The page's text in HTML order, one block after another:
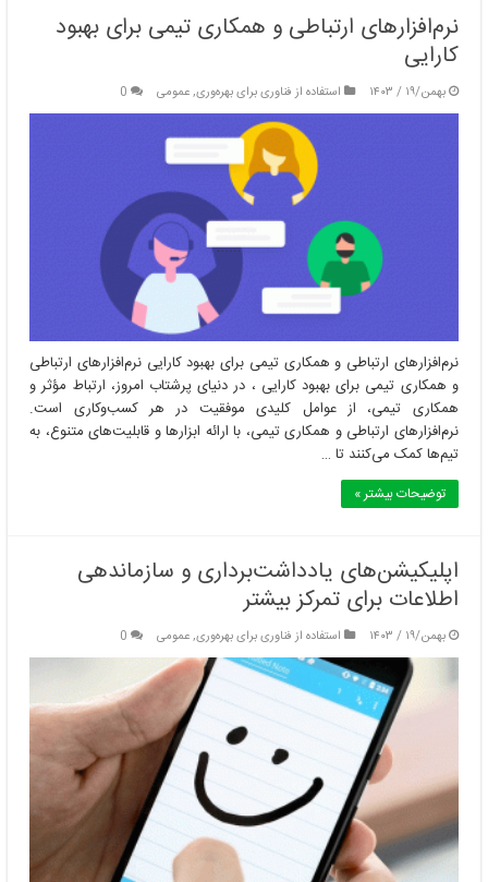
نرم‌افزارهای ارتباطی و همکاری تیمی برای بهبود
کارایی
بهمن/۱۹ / ۱۴۰۳ استفاده از فناوری برای بهره‌وری,عمومی 0
نرم‌افزارهای ارتباطی و همکاری تیمی برای بهبود کارایی نرم‌افزارهای ارتباطی
و همکاری تیمی برای بهبود کارایی ، در دنیای پرشتاب امروز، ارتباط مؤثر و
همکاری تیمی، از عوامل کلیدی موفقیت در هر کسب‌وکاری است.
نرم‌افزارهای ارتباطی و همکاری تیمی، با ارائه ابزارها و قابلیت‌های متنوع، به
تیم‌ها کمک می‌کنند تا …
توضیحات بیشتر »
اپلیکیشن‌های یادداشت‌برداری و سازماندهی
اطلاعات برای تمرکز بیشتر
بهمن/۱۹ / ۱۴۰۳ استفاده از فناوری برای بهره‌وری,عمومی 0